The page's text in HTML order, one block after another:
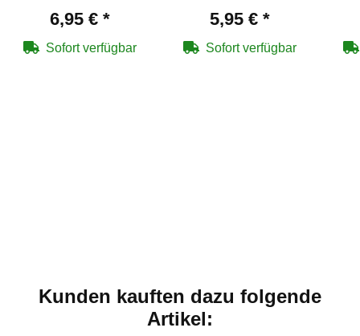
Tactical Holster
6,95 € *
Sofort verfügbar
Tactical Holster
5,95 € *
Sofort verfügbar
Kunden kauften dazu folgende
Artikel: